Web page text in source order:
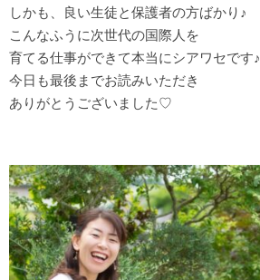
しかも、良い生徒と保護者の方ばかり♪
こんなふうに次世代の国際人を
育てる仕事ができて本当にシアワセです♪
今日も最後までお読みいただき
ありがとうございました♡